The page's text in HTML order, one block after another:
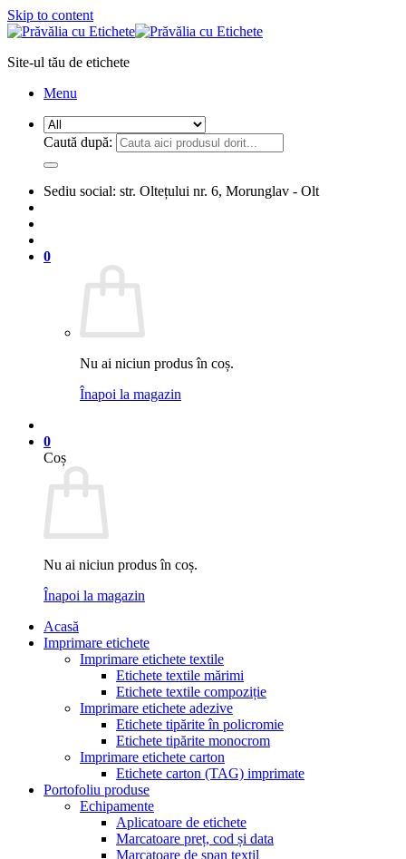
Skip to content
Site-ul tău de etichete
Menu
Caută după:
Sediu social: str. Oltețului nr. 6, Morunglav - Olt
0
Nu ai niciun produs în coș.
Înapoi la magazin
0
Coș
Nu ai niciun produs în coș.
Înapoi la magazin
Acasă
Imprimare etichete
Imprimare etichete textile
Etichete textile mărimi
Etichete textile compoziție
Imprimare etichete adezive
Etichete tipărite în policromie
Etichete tipărite monocrom
Imprimare etichete carton
Etichete carton (TAG) imprimate
Portofoliu produse
Echipamente
Aplicatoare de etichete
Marcatoare preț, cod și data
Marcatoare de șpan textil